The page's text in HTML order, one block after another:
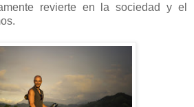
revierte en la sociedad y el